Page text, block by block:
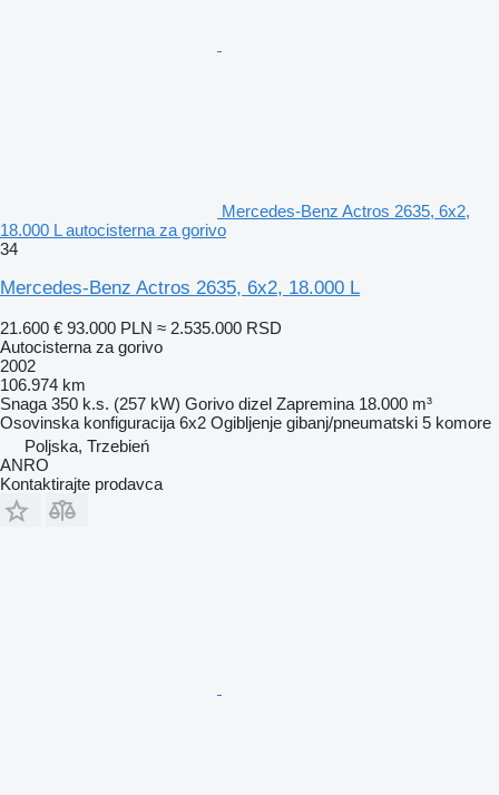
Mercedes-Benz Actros 2635, 6x2,
18.000 L autocisterna za gorivo
34
Mercedes-Benz Actros 2635, 6x2, 18.000 L
21.600 € 93.000 PLN ≈ 2.535.000 RSD
Autocisterna za gorivo
2002
106.974 km
Snaga 350 k.s. (257 kW) Gorivo dizel Zapremina 18.000 m³
Osovinska konfiguracija 6x2 Ogibljenje gibanj/pneumatski 5 komore
Poljska, Trzebień
ANRO
Kontaktirajte prodavca